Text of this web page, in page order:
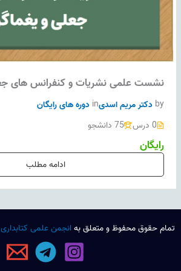
نشست علمی نشریات و کنفرانس های
byدکتر مریم اسدیin دوره های رایگان
0 درس
75 دانشجو
رایگان
ادامه مطلب
تمام حقوق محفوظ و متعلق بهانجمن علمی کتابداری